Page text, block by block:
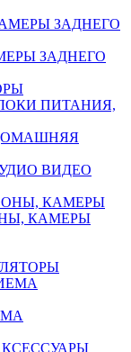
ЗАДНЕГО
ПИТАНИЯ,
ВИДЕО
КАМЕРЫ